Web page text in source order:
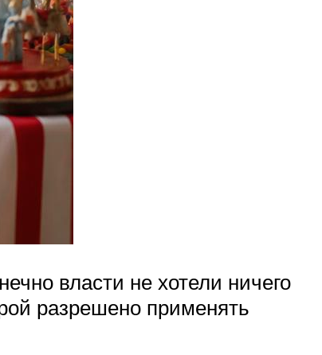
власти не хотели ничего
разрешено применять